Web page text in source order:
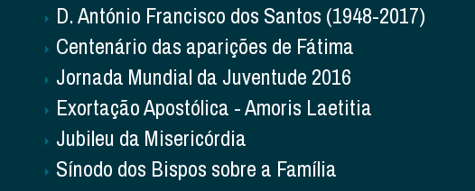
D. António Francisco dos Santos (1948-2017)
Centenário das aparições de Fátima
Jornada Mundial da Juventude 2016
Exortação Apostólica - Amoris Laetitia
Jubileu da Misericórdia
Sínodo dos Bispos sobre a Família